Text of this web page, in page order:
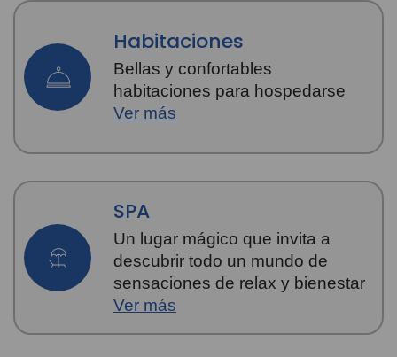
Habitaciones
Bellas y confortables
habitaciones para hospedarse
Ver más
SPA
Un lugar mágico que invita a
descubrir todo un mundo de
sensaciones de relax y bienestar
Ver más